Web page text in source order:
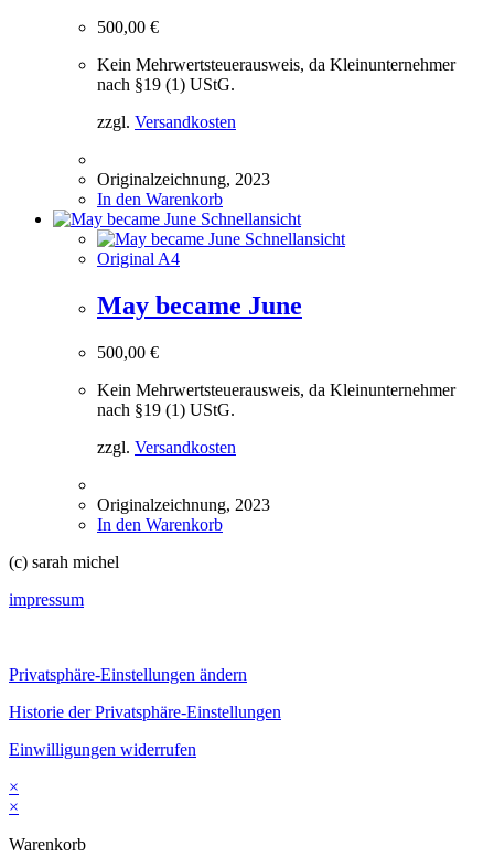
500,00 €
Kein Mehrwertsteuerausweis, da Kleinunternehmer
nach §19 (1) UStG.
zzgl. Versandkosten
Originalzeichnung, 2023
In den Warenkorb
Schnellansicht
Schnellansicht
Original A4
May became June
500,00 €
Kein Mehrwertsteuerausweis, da Kleinunternehmer
nach §19 (1) UStG.
zzgl. Versandkosten
Originalzeichnung, 2023
In den Warenkorb
(c) sarah michel
impressum
Privatsphäre-Einstellungen ändern
Historie der Privatsphäre-Einstellungen
Einwilligungen widerrufen
×
×
Warenkorb